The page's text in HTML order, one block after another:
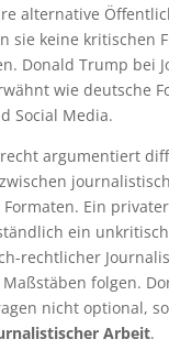
alternative
sie keine kritischen
Donald Trump bei
wie deutsche
Social Media.
argumentiert
Ein
ein
rechtlicher
folgen.
nicht optional,
Arbeit.